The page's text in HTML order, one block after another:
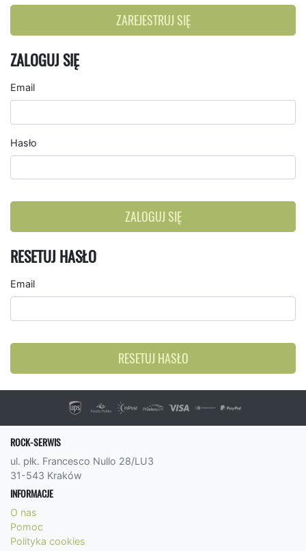
ZAREJESTRUJ SIĘ
ZALOGUJ SIĘ
Email
Hasło
ZALOGUJ SIĘ
RESETUJ HASŁO
Email
RESETUJ HASŁO
ROCK-SERWIS
ul. płk. Francesco Nullo 28/LU3
31-543 Kraków
INFORMACJE
O nas
Pomoc
Polityka cookies